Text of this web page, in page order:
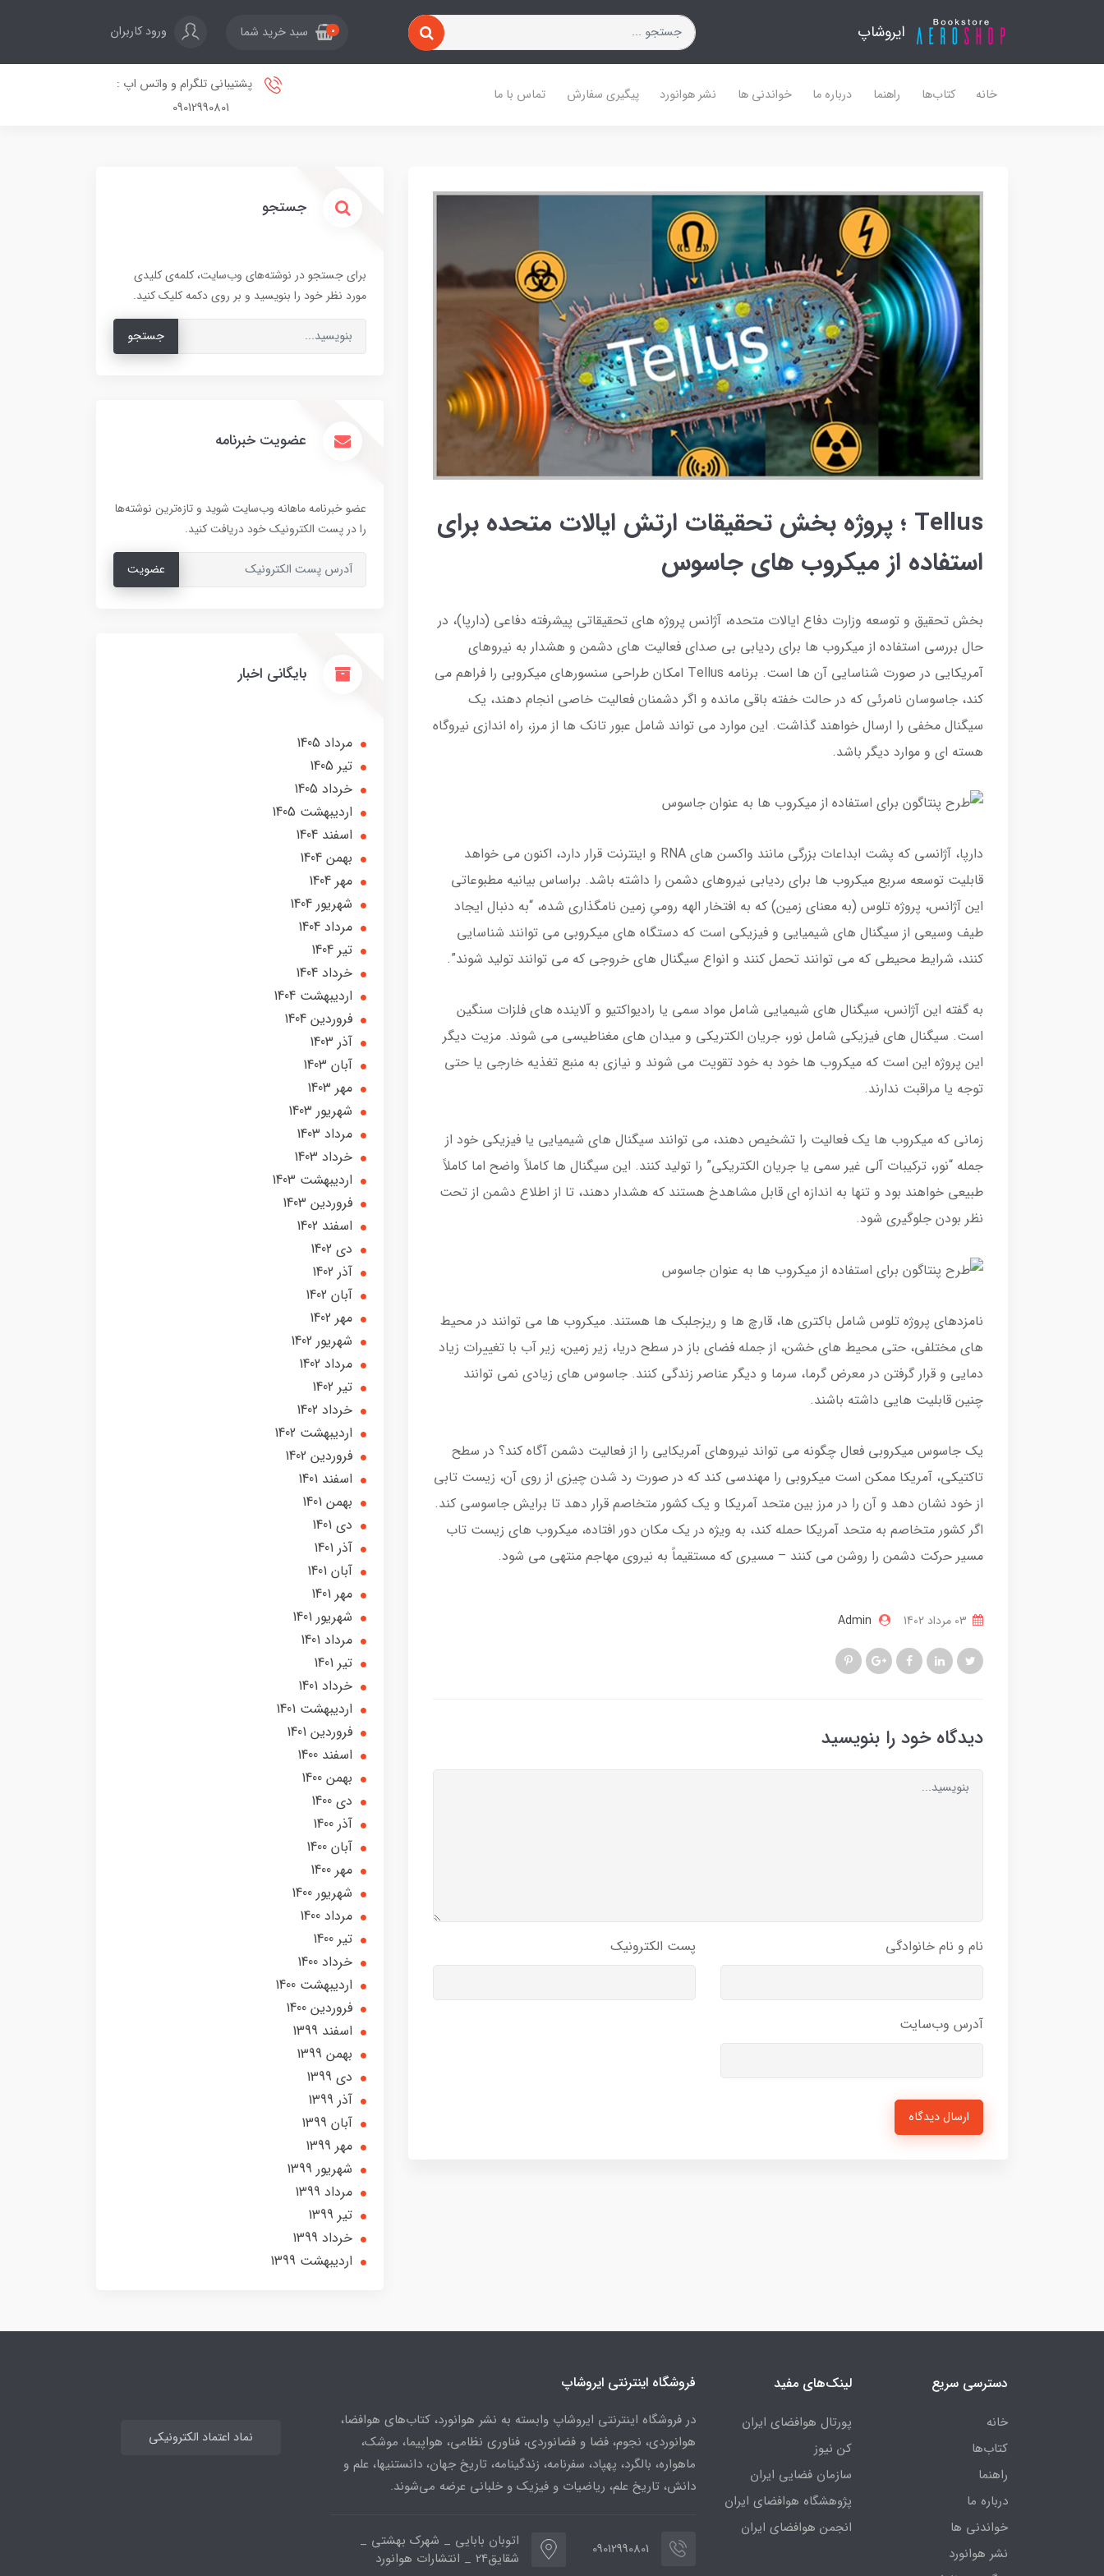
ایروشاپ 0 سبد خرید شما ورود کاربران
خانه کتاب‌ها راهنما درباره ما خواندنی ها نشر هوانورد پیگیری سفارش تماس با ما
پشتیبانی تلگرام و واتس اپ :
09012990801
Tellus ؛ پروژه بخش تحقیقات ارتش ایالات متحده برای
استفاده از میکروب های جاسوس
بخش تحقیق و توسعه وزارت دفاع ایالات متحده، آژانس پروژه های تحقیقاتی پیشرفته دفاعی (دارپا)، در
حال بررسی استفاده از میکروب ها برای ردیابی بی صدای فعالیت های دشمن و هشدار به نیروهای
آمریکایی در صورت شناسایی آن ها است. برنامه Tellus امکان طراحی سنسورهای میکروبی را فراهم می
کند، جاسوسان نامرئی که در حالت خفته باقی مانده و اگر دشمنان فعالیت خاصی انجام دهند، یک
سیگنال مخفی را ارسال خواهند گذاشت. این موارد می تواند شامل عبور تانک ها از مرز، راه اندازی نیروگاه
هسته ای و موارد دیگر باشد.
دارپا، آژانسی که پشت ابداعات بزرگی مانند واکسن های RNA و اینترنت قرار دارد، اکنون می خواهد
قابلیت توسعه سریع میکروب ها برای ردیابی نیروهای دشمن را داشته باشد. براساس بیانیه مطبوعاتی
این آژانس، پروژه تلوس (به معنای زمین) که به افتخار الهه رومیِ زمین نامگذاری شده، “به دنبال ایجاد
طیف وسیعی از سیگنال های شیمیایی و فیزیکی است که دستگاه های میکروبی می توانند شناسایی
کنند، شرایط محیطی که می توانند تحمل کنند و انواع سیگنال های خروجی که می توانند تولید شوند”.
به گفته این آژانس، سیگنال های شیمیایی شامل مواد سمی یا رادیواکتیو و آلاینده های فلزات سنگین
است. سیگنال های فیزیکی شامل نور، جریان الکتریکی و میدان های مغناطیسی می شوند. مزیت دیگر
این پروژه این است که میکروب ها خود به خود تقویت می شوند و نیازی به منبع تغذیه خارجی یا حتی
توجه یا مراقبت ندارند.
زمانی که میکروب ها یک فعالیت را تشخیص دهند، می توانند سیگنال های شیمیایی یا فیزیکی خود از
جمله “نور، ترکیبات آلی غیر سمی یا جریان الکتریکی” را تولید کنند. این سیگنال ها کاملاً واضح اما کاملاً
طبیعی خواهند بود و تنها به اندازه ای قابل مشاهدخ هستند که هشدار دهند، تا از اطلاع دشمن از تحت
نظر بودن جلوگیری شود.
نامزدهای پروژه تلوس شامل باکتری ها، قارچ ها و ریزجلبک ها هستند. میکروب ها می توانند در محیط
های مختلفی، حتی محیط های خشن، از جمله فضای باز در سطح دریا، زیر زمین، زیر آب با تغییرات زیاد
دمایی و قرار گرفتن در معرض گرما، سرما و دیگر عناصر زندگی کنند. جاسوس های زیادی نمی توانند
چنین قابلیت هایی داشته باشند.
یک جاسوس میکروبی فعال چگونه می تواند نیروهای آمریکایی را از فعالیت دشمن آگاه کند؟ در سطح
تاکتیکی، آمریکا ممکن است میکروبی را مهندسی کند که در صورت رد شدن چیزی از روی آن، زیست تابی
از خود نشان دهد و آن را در مرز بین متحد آمریکا و یک کشور متخاصم قرار دهد تا برایش جاسوسی کند.
اگر کشور متخاصم به متحد آمریکا حمله کند، به ویژه در یک مکان دور افتاده، میکروب های زیست تاب
مسیر حرکت دشمن را روشن می کنند – مسیری که مستقیماً به نیروی مهاجم منتهی می شود.
Admin
دیدگاه خود را بنویسید
نام و نام خانوادگی پست الکترونیک
آدرس وب‌سایت
ارسال دیدگاه
جستجو
برای جستجو در نوشته‌های وب‌سایت، کلمه‌ی کلیدی
مورد نظر خود را بنویسید و بر روی دکمه کلیک کنید.
جستجو
عضویت خبرنامه
عضو خبرنامه ماهانه وب‌سایت شوید و تازه‌ترین نوشته‌ها
را در پست الکترونیک خود دریافت کنید.
عضویت
بایگانی اخبار
مرداد 1405
تير 1405
خرداد 1405
ارديبهشت 1405
اسفند 1404
بهمن 1404
مهر 1404
شهریور 1404
مرداد 1404
تير 1404
خرداد 1404
ارديبهشت 1404
فروردین 1404
آذر 1403
آبان 1403
مهر 1403
شهریور 1403
مرداد 1403
خرداد 1403
ارديبهشت 1403
فروردین 1403
اسفند 1402
دی 1402
آذر 1402
آبان 1402
مهر 1402
شهریور 1402
مرداد 1402
تير 1402
خرداد 1402
ارديبهشت 1402
فروردین 1402
اسفند 1401
بهمن 1401
دی 1401
آذر 1401
آبان 1401
مهر 1401
شهریور 1401
مرداد 1401
تير 1401
خرداد 1401
ارديبهشت 1401
فروردین 1401
اسفند 1400
بهمن 1400
دی 1400
آذر 1400
آبان 1400
مهر 1400
شهریور 1400
مرداد 1400
تير 1400
خرداد 1400
ارديبهشت 1400
فروردین 1400
اسفند 1399
بهمن 1399
دی 1399
آذر 1399
آبان 1399
مهر 1399
شهریور 1399
مرداد 1399
تير 1399
خرداد 1399
ارديبهشت 1399
دسترسی سریع
خانه
کتاب‌ها
راهنما
درباره ما
خواندنی ها
نشر هوانورد
لینک‌های مفید
پورتال هوافضای ایران
کن نیوز
سازمان فضایی ایران
پژوهشگاه هوافضای ایران
انجمن هوافضای ایران
فروشگاه اینترنتی ایروشاپ
در فروشگاه اینترنتی ایروشاپ وابسته به نشر هوانورد، کتاب‌های هوافضا،
هوانوردی، نجوم، فضا و فضانوردی، فناوری نظامی، هواپیما، موشک،
ماهواره، بالگرد، پهپاد، سفرنامه، زندگینامه، تاریخ جهان، دانستنیها، علم و
دانش، تاریخ علم، ریاضیات و فیزیک و خلبانی عرضه می‌شوند.
09012990801
اتوبان بابایی _ شهرک بهشتی _
شقایق24 _ انتشارات هوانورد
نماد اعتماد الکترونیکی